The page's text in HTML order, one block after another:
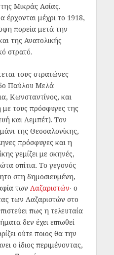
Μικράς Ασίας.
έρχονται μέχρι το 1918,
πορεία μετά την
της Ανατολικής
στρατό.
τους στρατώνες
Παύλου Μελά
Κωνσταντίνος, και
τους πρόσφυγες της
και Λεμπέτ). Τον
της Θεσσαλονίκης,
πρόσφυγες και η
γεμίζει με σκηνές,
σπίτια. Το γεγονός
στη δημοσιευμένη,
των Λαζαριστών∙ ο
των Λαζαριστών στο
πως η τελευταία
δεν έχει ειπωθεί
ούτε ποιος θα την
ο ίδιος περιμένοντας,